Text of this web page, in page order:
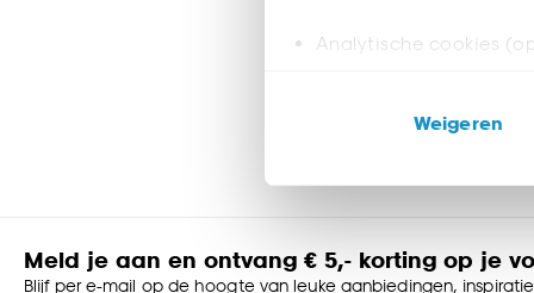
Analytische cookies
ook buiten de
Klik op ‘Ja, alles
Weigeren
Meld je aan en ontvang € 5,- korting op je
Blijf per e-mail op de hoogte van leuke aanbiedingen,